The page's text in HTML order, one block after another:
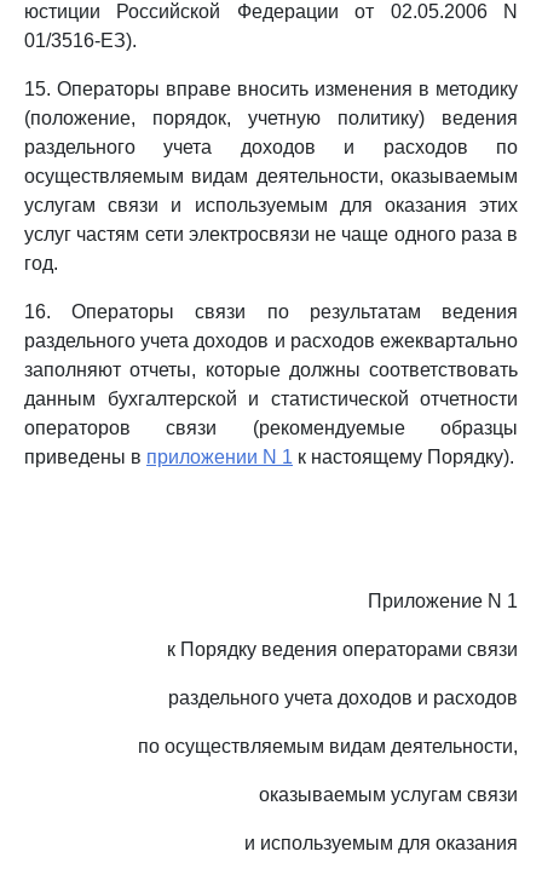
юстиции Российской Федерации от 02.05.2006 N
01/3516-ЕЗ).
15. Операторы вправе вносить изменения в методику
(положение, порядок, учетную политику) ведения
раздельного учета доходов и расходов по
осуществляемым видам деятельности, оказываемым
услугам связи и используемым для оказания этих
услуг частям сети электросвязи не чаще одного раза в
год.
16. Операторы связи по результатам ведения
раздельного учета доходов и расходов ежеквартально
заполняют отчеты, которые должны соответствовать
данным бухгалтерской и статистической отчетности
операторов связи (рекомендуемые образцы
приведены в приложении N 1 к настоящему Порядку).
Приложение N 1
к Порядку ведения операторами связи
раздельного учета доходов и расходов
по осуществляемым видам деятельности,
оказываемым услугам связи
и используемым для оказания